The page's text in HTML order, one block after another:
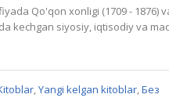
Qo'qon xonligi (1709 - 1876)
kechgan siyosiy, iqtisodiy va
, Yangi kelgan kitoblar, Без